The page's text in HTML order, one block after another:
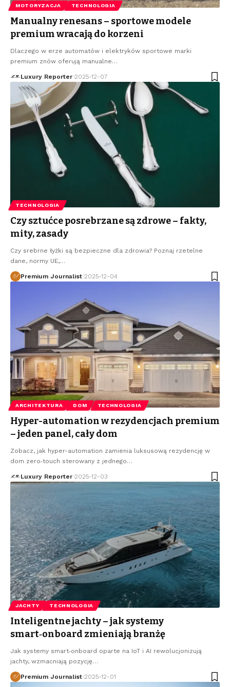
MOTORYZACJA TECHNOLOGIA
Manualny renesans – sportowe modele
premium wracają do korzeni
Dlaczego w erze automatów i elektryków sportowe marki
premium znów oferują manualne…
Luxury Reporter 2025-12-07
TECHNOLOGIA
Czy sztućce posrebrzane są zdrowe – fakty,
mity, zasady
Czy srebrne łyżki są bezpieczne dla zdrowia? Poznaj rzetelne
dane, normy UE,…
Premium Journalist 2025-12-04
ARCHITEKTURA DOM TECHNOLOGIA
Hyper-automation w rezydencjach premium
– jeden panel, cały dom
Zobacz, jak hyper-automation zamienia luksusową rezydencję w
dom zero‑touch sterowany z jednego…
Luxury Reporter 2025-12-03
JACHTY TECHNOLOGIA
Inteligentne jachty – jak systemy
smart‑onboard zmieniają branżę
Jak systemy smart‑onboard oparte na IoT i AI rewolucjonizują
jachty, wzmacniają pozycję…
Premium Journalist 2025-12-01